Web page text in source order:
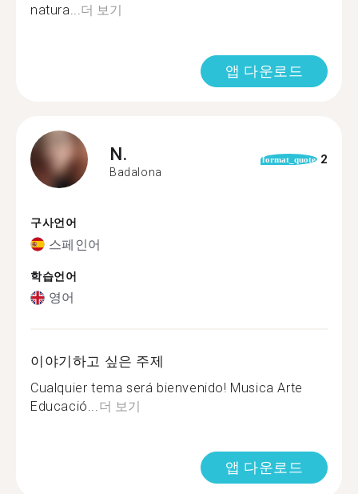
natura...더 보기
앱 다운로드
N.
Badalona
format_quote 2
구사언어
스페인어
학습언어
영어
이야기하고 싶은 주제
Cualquier tema será bienvenido! Musica Arte
Educació...더 보기
앱 다운로드